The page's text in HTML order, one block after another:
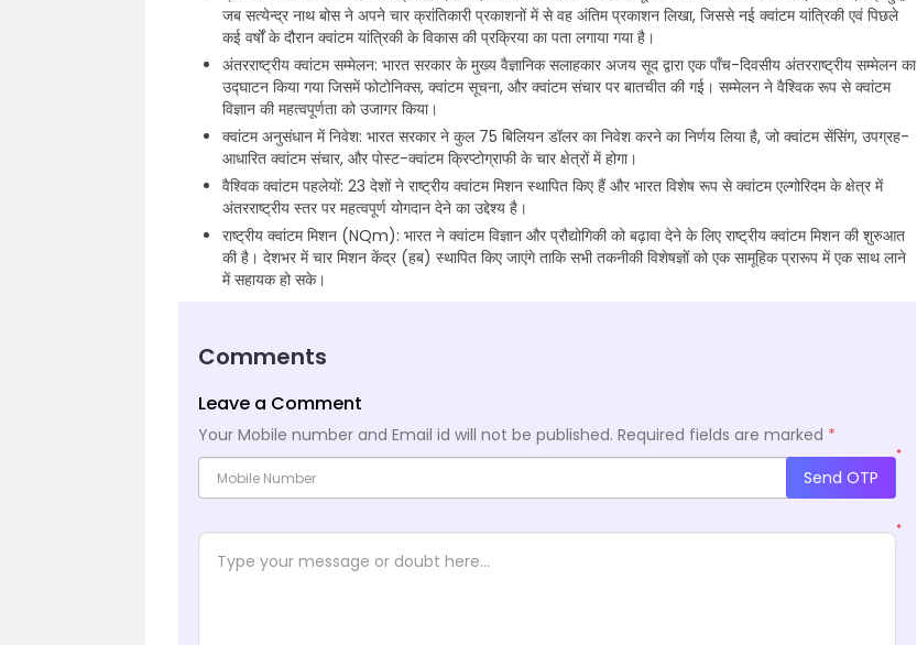
जब सत्येन्द्र नाथ बोस ने अपने चार क्रांतिकारी प्रकाशनों में से वह अंतिम प्रकाशन लिखा, जिससे नई क्वांटम यांत्रिकी एवं पिछले
कई वर्षों के दौरान क्वांटम यांत्रिकी के विकास की प्रक्रिया का पता लगाया गया है।
अंतरराष्ट्रीय क्वांटम सम्मेलन: भारत सरकार के मुख्य वैज्ञानिक सलाहकार अजय सूद द्वारा एक पाँच-दिवसीय अंतरराष्ट्रीय सम्मेलन का
उद्घाटन किया गया जिसमें फोटोनिक्स, क्वांटम सूचना, और क्वांटम संचार पर बातचीत की गई। सम्मेलन ने वैश्विक रूप से क्वांटम
विज्ञान की महत्वपूर्णता को उजागर किया।
क्वांटम अनुसंधान में निवेश: भारत सरकार ने कुल 75 बिलियन डॉलर का निवेश करने का निर्णय लिया है, जो क्वांटम सेंसिंग, उपग्रह-
आधारित क्वांटम संचार, और पोस्ट-क्वांटम क्रिप्टोग्राफी के चार क्षेत्रों में होगा।
वैश्विक क्वांटम पहलेयों: 23 देशों ने राष्ट्रीय क्वांटम मिशन स्थापित किए हैं और भारत विशेष रूप से क्वांटम एल्गोरिदम के क्षेत्र में
अंतरराष्ट्रीय स्तर पर महत्वपूर्ण योगदान देने का उद्देश्य है।
राष्ट्रीय क्वांटम मिशन (NQm): भारत ने क्वांटम विज्ञान और प्रौद्योगिकी को बढ़ावा देने के लिए राष्ट्रीय क्वांटम मिशन की शुरुआत
की है। देशभर में चार मिशन केंद्र (हब) स्थापित किए जाएंगे ताकि सभी तकनीकी विशेषज्ञों को एक सामूहिक प्रारूप में एक साथ लाने
में सहायक हो सके।
Comments
Leave a Comment
Your Mobile number and Email id will not be published. Required fields are marked *
*
Send OTP
*